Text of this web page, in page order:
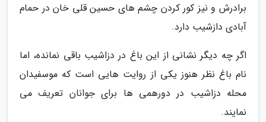
برادرش و نیز کور کردن چشم های حسین قلی خان در حمام
آبادی دازشیب دارد.
اگر چه دیگر نشانی از این باغ در دزاشیب باقی نمانده، اما
نام باغ نظر هنوز یکی از روایت هایی است که موسفیدان
محله دزاشیب در دورهمی ها برای جوانان تعریف می
نمایند.